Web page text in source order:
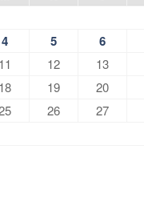
4 5 6
11 12 13
18 19 20
26 27